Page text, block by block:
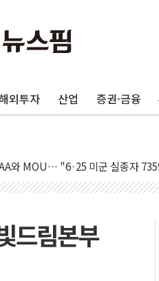
외투자 산업 증권·금융
욕 반도체주 프리뷰...美 고용 쇼크
용 2만3000명 감소 '쇼크'…9월 금
니파 3개국, 공동방위협정 체결
와 MOU… "6·25 미군 실종자
려야"…파월 때와 달리 워시엔 톤
, 대한민국 다음 100년 밑거름…수도
마라톤 부동산 2차 회의' 주재… "
드림본부